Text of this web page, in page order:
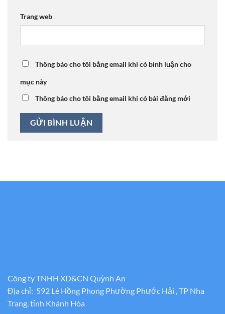
Trang web
Thông báo cho tôi bằng email khi có bình luận cho
mục này
Thông báo cho tôi bằng email khi có bài đăng mới
Công ty TNHH XD&CN Quỳnh An
Địa chỉ: 592 Lê Hồng Phong Phường Phước Hải , TP Nha
Trang, tỉnh Khánh Hòa